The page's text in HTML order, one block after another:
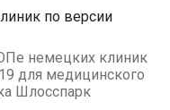
по версии
немецких клиник
для медицинского
Шлосспарк